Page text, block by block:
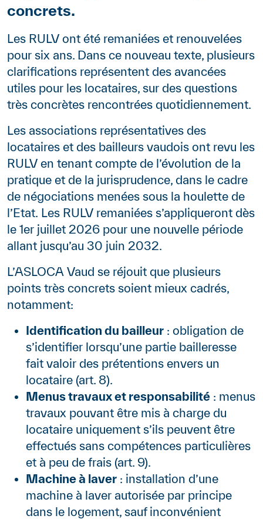
concrets.
Paragraphes
Contenu
Les RULV ont été remaniées et renouvelées
pour six ans. Dans ce nouveau texte, plusieurs
clarifications représentent des avancées
utiles pour les locataires, sur des questions
très concrètes rencontrées quotidiennement.
Les associations représentatives des
locataires et des bailleurs vaudois ont revu les
RULV en tenant compte de l’évolution de la
pratique et de la jurisprudence, dans le cadre
de négociations menées sous la houlette de
l’Etat. Les RULV remaniées s’appliqueront dès
le 1er juillet 2026 pour une nouvelle période
allant jusqu’au 30 juin 2032.
L’ASLOCA Vaud se réjouit que plusieurs
points très concrets soient mieux cadrés,
notamment:
Identification du bailleur : obligation de
s’identifier lorsqu’une partie bailleresse
fait valoir des prétentions envers un
locataire (art. 8).
Menus travaux et responsabilité : menus
travaux pouvant être mis à charge du
locataire uniquement s’ils peuvent être
effectués sans compétences particulières
et à peu de frais (art. 9).
Machine à laver : installation d’une
machine à laver autorisée par principe
dans le logement, sauf inconvénient